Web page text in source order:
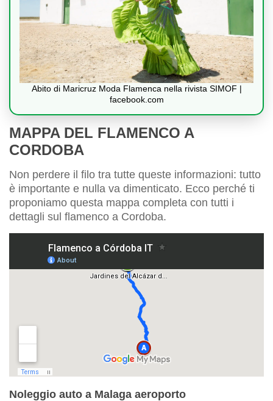
Abito di Maricruz Moda Flamenca nella rivista SIMOF |
facebook.com
MAPPA DEL FLAMENCO A
CORDOBA
Non perdere il filo tra tutte queste informazioni: tutto
è importante e nulla va dimenticato. Ecco perché ti
proponiamo questa mappa completa con tutti i
dettagli sul flamenco a Cordoba.
Noleggio auto a Malaga aeroporto